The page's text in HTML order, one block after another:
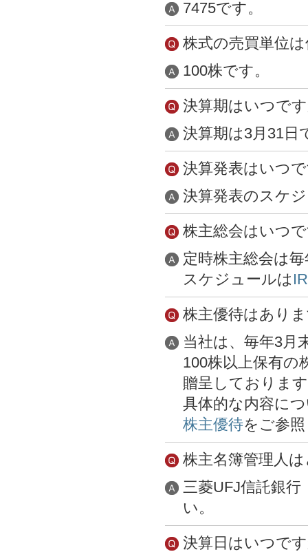
7475です。
株式の売買単位
100株です。
決算期はいつで
決算期は3月31日
決算発表はいつ
決算発表のスケ
株主総会はいつ
定時株主総会は
スケジュールは
株主優待はあり
当社は、毎年3月
100株以上保有の
贈呈しておりま
具体的な内容に
株主優待をご参
株主名簿管理人
三菱UFJ信託銀行
い。
決算日はいつで